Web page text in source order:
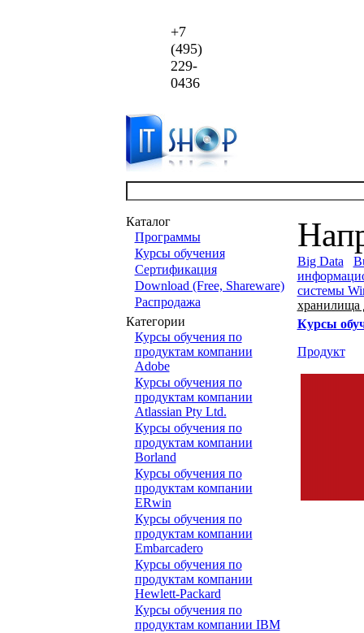
+7
(495)
229-
0436
Каталог
Программы
Курсы обучения
Сертификация
Download (Free, Shareware)
Распродажа
Категории
Курсы обучения по
продуктам компании
Adobe
Курсы обучения по
продуктам компании
Atlassian Pty Ltd.
Курсы обучения по
продуктам компании
Borland
Курсы обучения по
продуктам компании
ERwin
Курсы обучения по
продуктам компании
Embarcadero
Курсы обучения по
продуктам компании
Hewlett-Packard
Курсы обучения по
продуктам компании IBM
Big Data
системы
хранилища
Курсы
Продукт